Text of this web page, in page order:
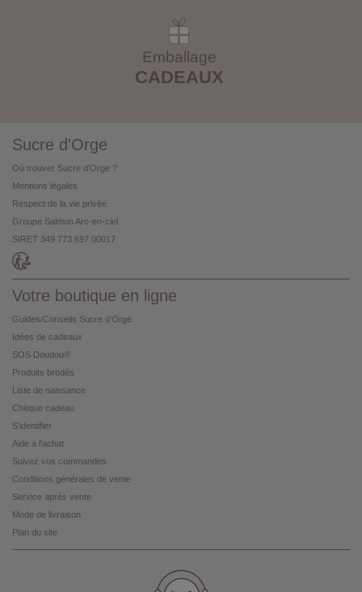
Emballage
CADEAUX
Sucre d'Orge
Où trouver Sucre d'Orge ?
Mentions légales
Respect de la vie privée
Groupe Salmon Arc-en-ciel
SIRET 349 773 697 00017
Votre boutique en ligne
Guides/Conseils Sucre d'Orge
Idées de cadeaux
SOS Doudou®
Produits brodés
Liste de naissance
Chèque cadeau
S'identifier
Aide à l'achat
Suivez vos commandes
Conditions générales de vente
Service après vente
Mode de livraison
Plan du site